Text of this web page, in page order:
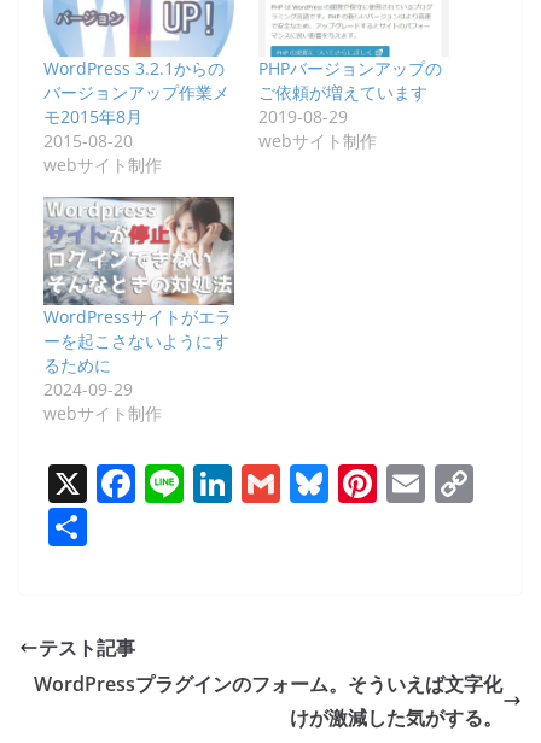
WordPress 3.2.1からの
バージョンアップ作業メ
モ2015年8月
2015-08-20
webサイト制作
PHPバージョンアップの
ご依頼が増えています
2019-08-29
webサイト制作
WordPressサイトがエラ
ーを起こさないようにす
るために
2024-09-29
webサイト制作
X F
o
Li Li
n
G Bl Pi E
n
k
テスト記事
WordPressプラグインのフォーム。そういえば文字化
けが激減した気がする。